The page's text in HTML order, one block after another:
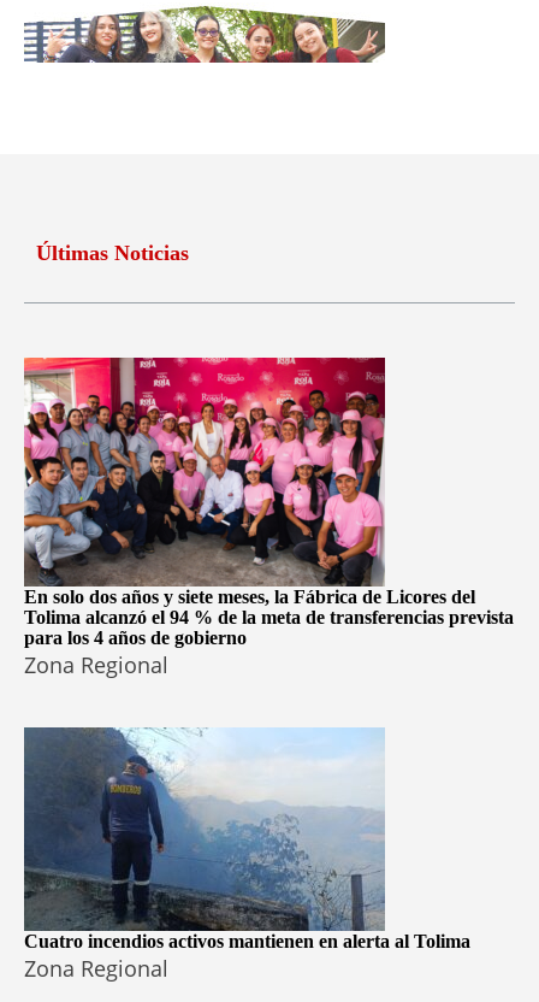
Últimas Noticias
En solo dos años y siete meses, la Fábrica de Licores del
Tolima alcanzó el 94 % de la meta de transferencias prevista
para los 4 años de gobierno
Zona Regional
Cuatro incendios activos mantienen en alerta al Tolima
Zona Regional